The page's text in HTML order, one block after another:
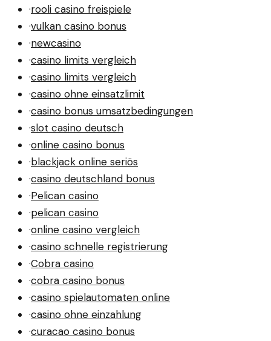
·rooli casino freispiele
·vulkan casino bonus
·newcasino
·casino limits vergleich
·casino limits vergleich
·casino ohne einsatzlimit
·casino bonus umsatzbedingungen
·slot casino deutsch
·online casino bonus
·blackjack online seriös
·casino deutschland bonus
·Pelican casino
·pelican casino
·online casino vergleich
·casino schnelle registrierung
·Cobra casino
·cobra casino bonus
·casino spielautomaten online
·casino ohne einzahlung
·curacao casino bonus